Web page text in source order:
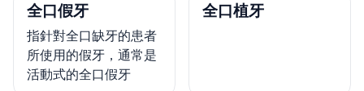
全口假牙
指針對全口缺牙的患者
所使用的假牙，通常是
活動式的全口假牙
全口植牙